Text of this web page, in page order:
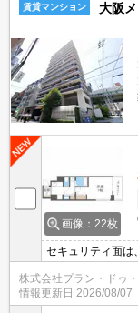
賃貸マンション 大阪
画像：22枚
セキュリティ面は
ボックスなど豊富
室内設備は洗面化
株式会社プラン・ドゥ
情報更新日 2026/08/07